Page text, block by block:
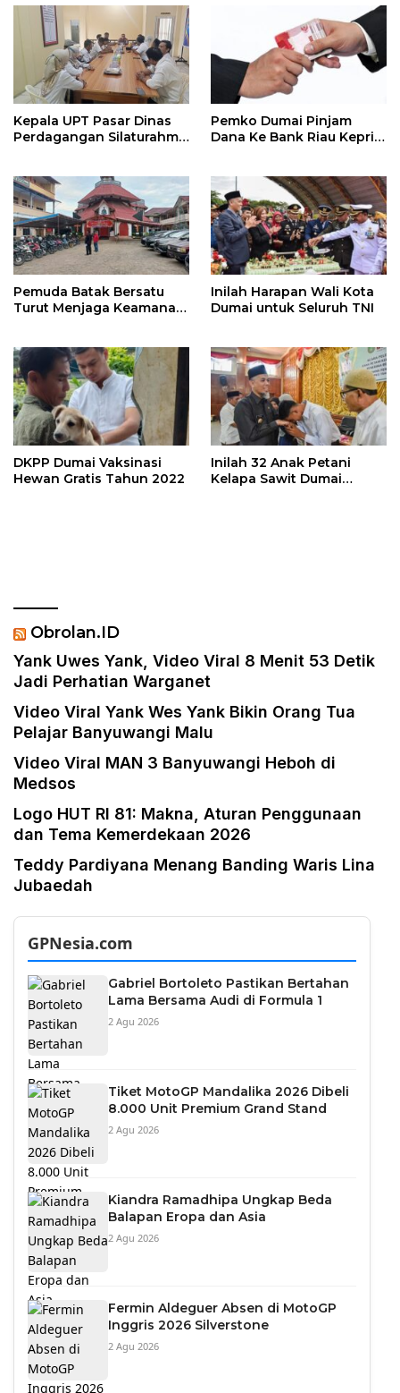
Kepala UPT Pasar Dinas
Perdagangan Silaturahmi
Pemko Dumai Pinjam
Dana Ke Bank Riau Kepri
Pemuda Batak Bersatu
Turut Menjaga Keamanan
Inilah Harapan Wali Kota
Dumai untuk Seluruh TNI
DKPP Dumai Vaksinasi
Hewan Gratis Tahun 2022
Inilah 32 Anak Petani
Kelapa Sawit Dumai
Obrolan.ID
Yank Uwes Yank, Video Viral 8 Menit 53 Detik
Jadi Perhatian Warganet
Video Viral Yank Wes Yank Bikin Orang Tua
Pelajar Banyuwangi Malu
Video Viral MAN 3 Banyuwangi Heboh di
Medsos
Logo HUT RI 81: Makna, Aturan Penggunaan
dan Tema Kemerdekaan 2026
Teddy Pardiyana Menang Banding Waris Lina
Jubaedah
GPNesia.com
Gabriel Bortoleto Pastikan Bertahan
Lama Bersama Audi di Formula 1
2 Agu 2026
Tiket MotoGP Mandalika 2026 Dibeli
8.000 Unit Premium Grand Stand
2 Agu 2026
Kiandra Ramadhipa Ungkap Beda
Balapan Eropa dan Asia
2 Agu 2026
Fermin Aldeguer Absen di MotoGP
Inggris 2026 Silverstone
2 Agu 2026